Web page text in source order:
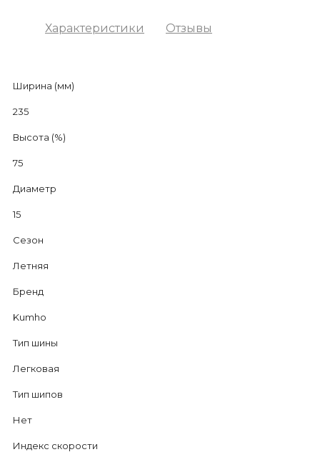
Характеристики Отзывы
Ширина (мм)
235
Высота (%)
75
Диаметр
15
Сезон
Летняя
Бренд
Kumho
Тип шины
Легковая
Тип шипов
Нет
Индекс скорости